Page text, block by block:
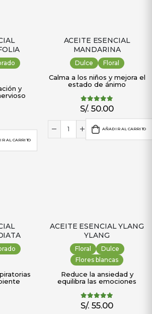
y
5
AL CARRITO
ACEITE ESENCIAL
MANDARINA
Dulce Floral
Calma a los niños y mejora el
estado de ánimo
5.00out of 5
S/. 50.00
AÑADIR AL CARRITO
5
ACEITE ESENCIAL YLANG
YLANG
Floral
Dulce
Flores blancas
Reduce la ansiedad y
equilibra las emociones
5.00out of 5
S/. 55.00